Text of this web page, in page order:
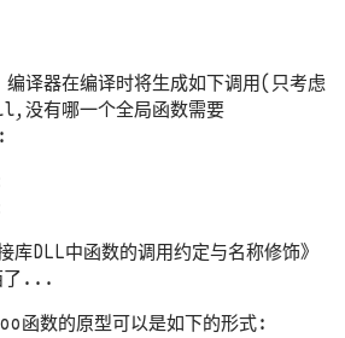
译器在编译时将生成如下调用(只考虑
有哪一个全局函数需要
DLL中函数的调用约定与名称修饰》
了...
函数的原型可以是如下的形式: